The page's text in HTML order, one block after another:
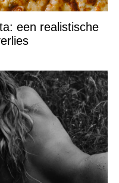
een realistische